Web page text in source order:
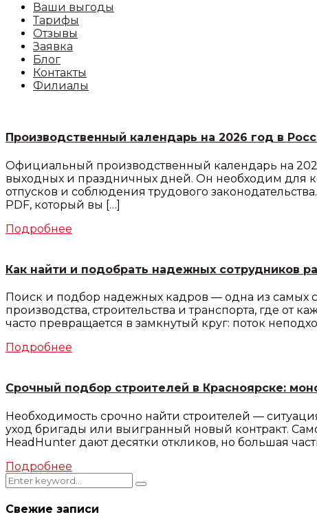
Ваши выгоды
Тарифы
Отзывы
Заявка
Блог
Контакты
Филиалы
Производственный календарь на 2026 год в
Официальный производственный календарь на
выходных и праздничных дней. Он необходим для
отпусков и соблюдения трудового
PDF, который вы […]
Подробнее
Как найти и подобрать надежных сотрудников
Поиск и подбор надежных кадров — одна из самых
производства, строительства и транспорта, где от
часто превращается в замкнутый круг: поток
Подробнее
Срочный подбор строителей в Красноярске:
Необходимость срочно найти строителей —
уход бригады или выигранный новый контракт.
HeadHunter дают десятки откликов, но большая
Подробнее
Свежие записи